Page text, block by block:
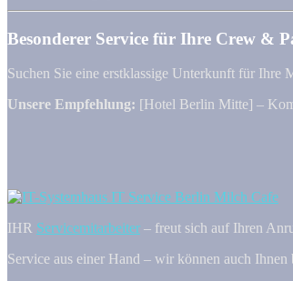
Besonderer Service für Ihre Crew &
Suchen Sie eine erstklassige Unterkunft für Ihre
Unsere Empfehlung: [Hotel Berlin Mitte] –
IHR Servicemitarbeiter – freut sich auf Ihren
Service aus einer Hand – wir können auch